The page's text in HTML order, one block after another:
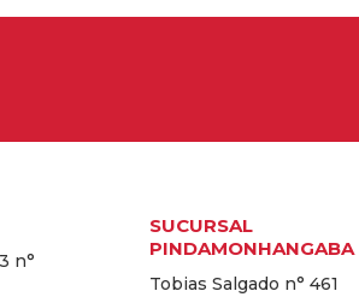
n°
SUCURSAL
PINDAMONHANGABA
Tobias Salgado n° 461